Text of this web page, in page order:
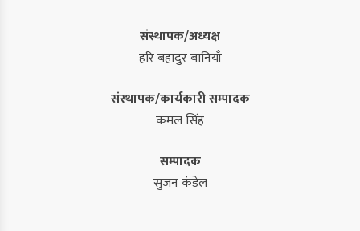
संस्थापक/अध्यक्ष
हरि बहादुर बानियाँ
संस्थापक/कार्यकारी सम्पादक
कमल सिंह
सम्पादक
सुजन कंडेल